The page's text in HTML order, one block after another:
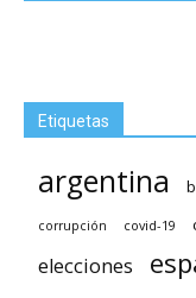
Etiquetas
argentina
corrupción covid-19
elecciones